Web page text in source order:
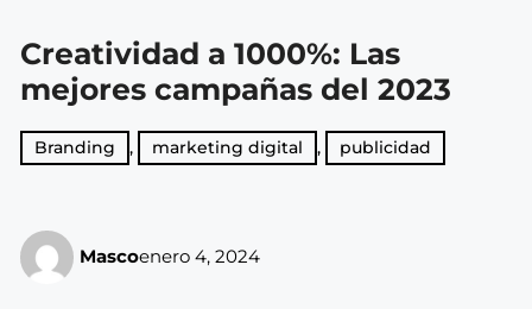
Creatividad a 1000%: Las
mejores campañas del 2023
Branding , marketing digital , publicidad
Mascoenero 4, 2024